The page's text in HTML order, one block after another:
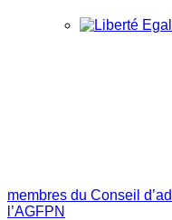
membres du Conseil
l’AGFPN